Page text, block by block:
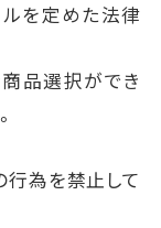
を定めた法律
品選択ができ
行為を禁止して